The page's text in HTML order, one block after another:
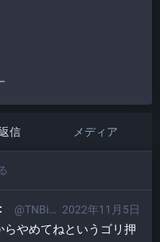
信 メディア
2022年11月5日
@TNBi01osp@itabashi.0j0.jp
やめてねというゴリ押